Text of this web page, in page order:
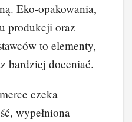
Eko-opakowania,
produkcji oraz
to elementy,
bardziej doceniać.
czeka
wypełniona